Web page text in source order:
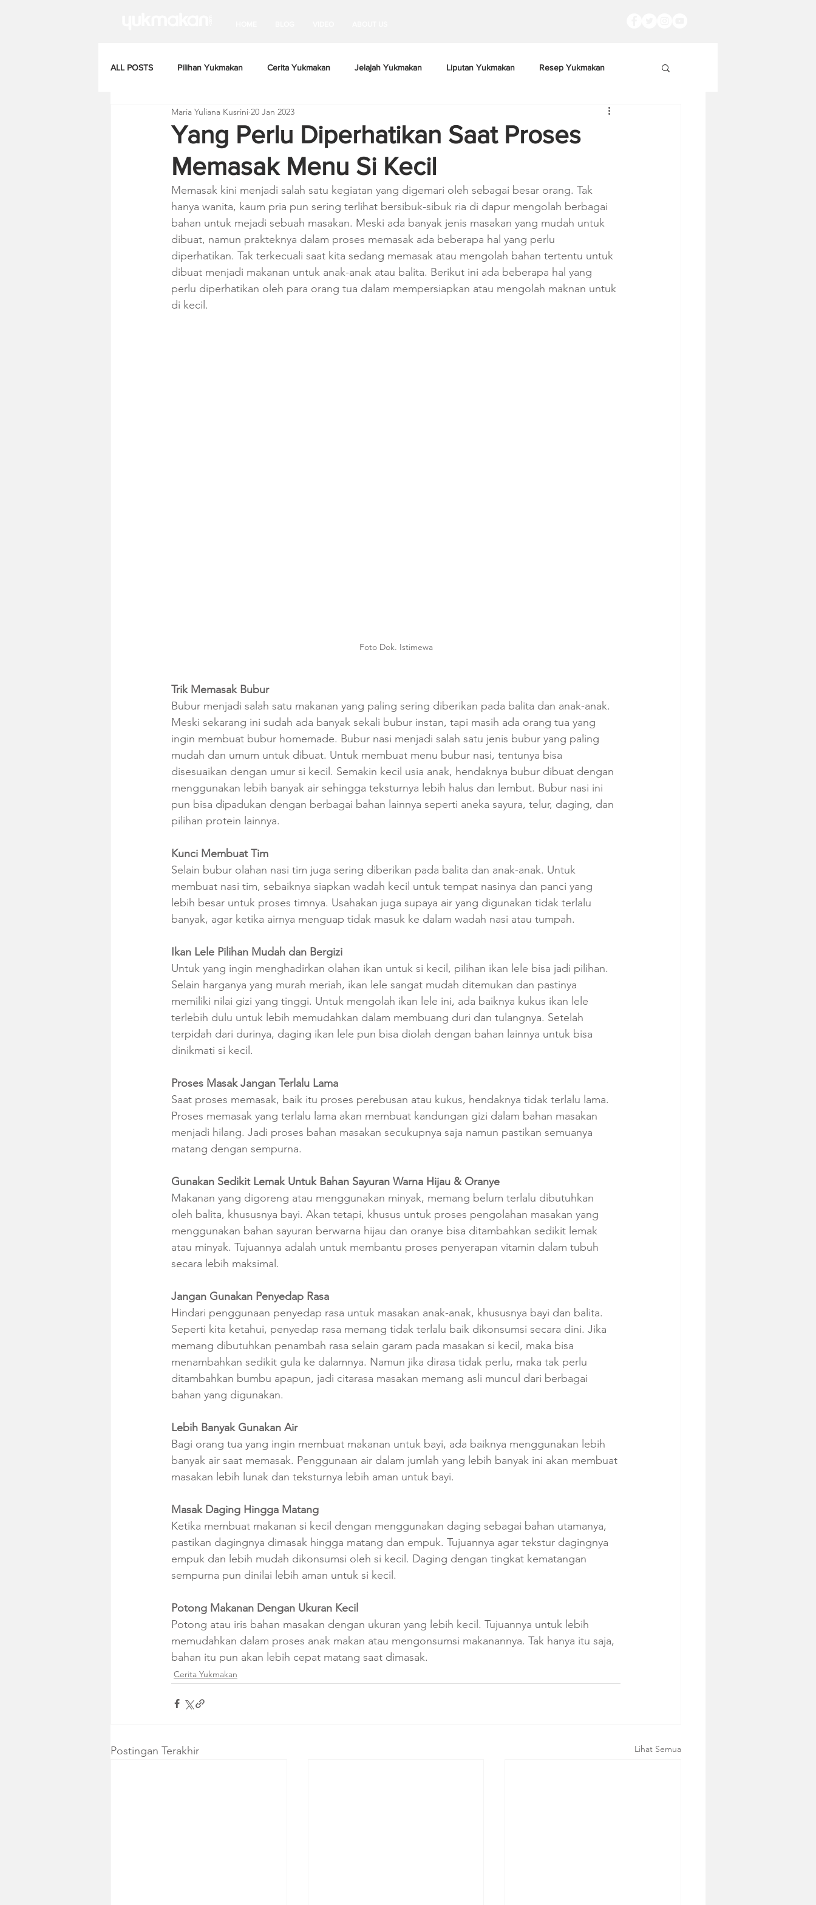
ALL POSTS Pilihan Yukmakan Cerita Yukmakan Jelajah Yukmakan Liputan Yukmakan Resep Yukmakan
Yang Perlu Diperhatikan Saat Proses
Memasak Menu Si Kecil
Maria Yuliana Kusrini 20 Jan 2023
Memasak kini menjadi salah satu kegiatan yang digemari oleh sebagai besar orang. Tak
hanya wanita, kaum pria pun sering terlihat bersibuk-sibuk ria di dapur mengolah berbagai
bahan untuk mejadi sebuah masakan. Meski ada banyak jenis masakan yang mudah untuk
dibuat, namun prakteknya dalam proses memasak ada beberapa hal yang perlu
diperhatikan. Tak terkecuali saat kita sedang memasak atau mengolah bahan tertentu untuk
dibuat menjadi makanan untuk anak-anak atau balita. Berikut ini ada beberapa hal yang
perlu diperhatikan oleh para orang tua dalam mempersiapkan atau mengolah maknan untuk
di kecil.
Foto Dok. Istimewa
Trik Memasak Bubur
Bubur menjadi salah satu makanan yang paling sering diberikan pada balita dan anak-anak.
Meski sekarang ini sudah ada banyak sekali bubur instan, tapi masih ada orang tua yang
ingin membuat bubur homemade. Bubur nasi menjadi salah satu jenis bubur yang paling
mudah dan umum untuk dibuat. Untuk membuat menu bubur nasi, tentunya bisa
disesuaikan dengan umur si kecil. Semakin kecil usia anak, hendaknya bubur dibuat dengan
menggunakan lebih banyak air sehingga teksturnya lebih halus dan lembut. Bubur nasi ini
pun bisa dipadukan dengan berbagai bahan lainnya seperti aneka sayura, telur, daging, dan
pilihan protein lainnya.
Kunci Membuat Tim
Selain bubur olahan nasi tim juga sering diberikan pada balita dan anak-anak. Untuk
membuat nasi tim, sebaiknya siapkan wadah kecil untuk tempat nasinya dan panci yang
lebih besar untuk proses timnya. Usahakan juga supaya air yang digunakan tidak terlalu
banyak, agar ketika airnya menguap tidak masuk ke dalam wadah nasi atau tumpah.
Ikan Lele Pilihan Mudah dan Bergizi
Untuk yang ingin menghadirkan olahan ikan untuk si kecil, pilihan ikan lele bisa jadi pilihan.
Selain harganya yang murah meriah, ikan lele sangat mudah ditemukan dan pastinya
memiliki nilai gizi yang tinggi. Untuk mengolah ikan lele ini, ada baiknya kukus ikan lele
terlebih dulu untuk lebih memudahkan dalam membuang duri dan tulangnya. Setelah
terpidah dari durinya, daging ikan lele pun bisa diolah dengan bahan lainnya untuk bisa
dinikmati si kecil.
Proses Masak Jangan Terlalu Lama
Saat proses memasak, baik itu proses perebusan atau kukus, hendaknya tidak terlalu lama.
Proses memasak yang terlalu lama akan membuat kandungan gizi dalam bahan masakan
menjadi hilang. Jadi proses bahan masakan secukupnya saja namun pastikan semuanya
matang dengan sempurna.
Gunakan Sedikit Lemak Untuk Bahan Sayuran Warna Hijau & Oranye
Makanan yang digoreng atau menggunakan minyak, memang belum terlalu dibutuhkan
oleh balita, khususnya bayi. Akan tetapi, khusus untuk proses pengolahan masakan yang
menggunakan bahan sayuran berwarna hijau dan oranye bisa ditambahkan sedikit lemak
atau minyak. Tujuannya adalah untuk membantu proses penyerapan vitamin dalam tubuh
secara lebih maksimal.
Jangan Gunakan Penyedap Rasa
Hindari penggunaan penyedap rasa untuk masakan anak-anak, khususnya bayi dan balita.
Seperti kita ketahui, penyedap rasa memang tidak terlalu baik dikonsumsi secara dini. Jika
memang dibutuhkan penambah rasa selain garam pada masakan si kecil, maka bisa
menambahkan sedikit gula ke dalamnya. Namun jika dirasa tidak perlu, maka tak perlu
ditambahkan bumbu apapun, jadi citarasa masakan memang asli muncul dari berbagai
bahan yang digunakan.
Lebih Banyak Gunakan Air
Bagi orang tua yang ingin membuat makanan untuk bayi, ada baiknya menggunakan lebih
banyak air saat memasak. Penggunaan air dalam jumlah yang lebih banyak ini akan membuat
masakan lebih lunak dan teksturnya lebih aman untuk bayi.
Masak Daging Hingga Matang
Ketika membuat makanan si kecil dengan menggunakan daging sebagai bahan utamanya,
pastikan dagingnya dimasak hingga matang dan empuk. Tujuannya agar tekstur dagingnya
empuk dan lebih mudah dikonsumsi oleh si kecil. Daging dengan tingkat kematangan
sempurna pun dinilai lebih aman untuk si kecil.
Potong Makanan Dengan Ukuran Kecil
Potong atau iris bahan masakan dengan ukuran yang lebih kecil. Tujuannya untuk lebih
memudahkan dalam proses anak makan atau mengonsumsi makanannya. Tak hanya itu saja,
bahan itu pun akan lebih cepat matang saat dimasak.
Cerita Yukmakan
Postingan Terakhir Lihat Semua